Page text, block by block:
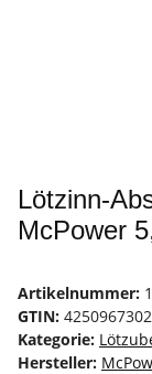
Lötzinn-
McPower
Artikelnummer:
GTIN:
Kategorie:
Hersteller: